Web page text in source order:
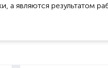
а являются результатом